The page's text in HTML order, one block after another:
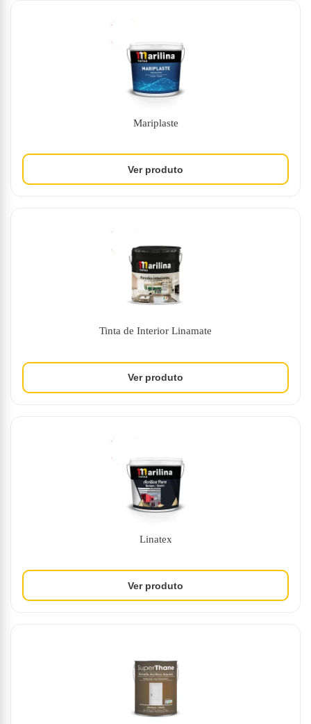
Mariplaste
Tinta de Interior Linamate
Linatex